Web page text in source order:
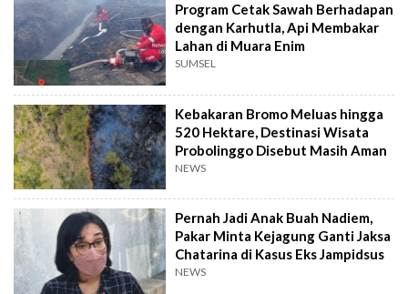
Program Cetak Sawah Berhadapan
dengan Karhutla, Api Membakar
Lahan di Muara Enim
SUMSEL
Kebakaran Bromo Meluas hingga
520 Hektare, Destinasi Wisata
Probolinggo Disebut Masih Aman
NEWS
Pernah Jadi Anak Buah Nadiem,
Pakar Minta Kejagung Ganti Jaksa
Chatarina di Kasus Eks Jampidsus
NEWS